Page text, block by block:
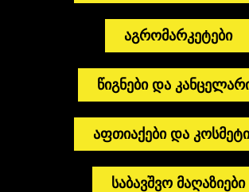
აგრომარკეტები
წიგნები და
აფთიაქები და
საბავშვო მაღაზიები